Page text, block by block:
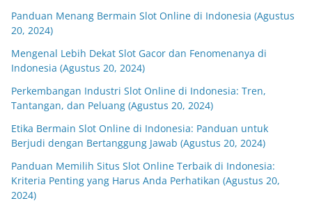
Panduan Menang Bermain Slot Online di Indonesia (Agustus
20, 2024)
Mengenal Lebih Dekat Slot Gacor dan Fenomenanya di
Indonesia (Agustus 20, 2024)
Perkembangan Industri Slot Online di Indonesia: Tren,
Tantangan, dan Peluang (Agustus 20, 2024)
Etika Bermain Slot Online di Indonesia: Panduan untuk
Berjudi dengan Bertanggung Jawab (Agustus 20, 2024)
Panduan Memilih Situs Slot Online Terbaik di Indonesia:
Kriteria Penting yang Harus Anda Perhatikan (Agustus 20,
2024)